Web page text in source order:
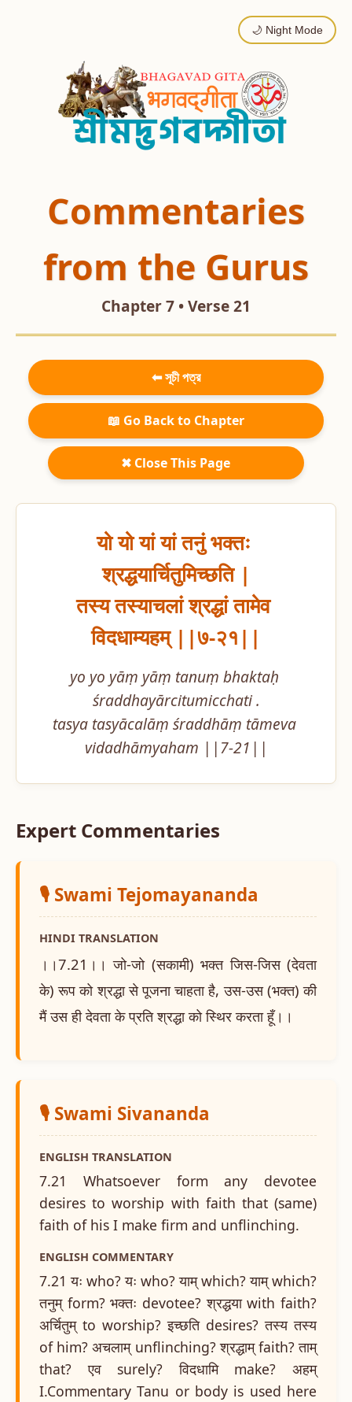
🌙 Night Mode
Commentaries
from the Gurus
Chapter 7 • Verse 21
⬅ সূচী পত্র
📖 Go Back to Chapter
✖ Close This Page
यो यो यां यां तनुं भक्तः
श्रद्धयार्चितुमिच्छति |
तस्य तस्याचलां श्रद्धां तामेव
विदधाम्यहम् ||७-२१||
yo yo yāṃ yāṃ tanuṃ bhaktaḥ
śraddhayārcitumicchati .
tasya tasyācalāṃ śraddhāṃ tāmeva
vidadhāmyaham ||7-21||
Expert Commentaries
🎙️ Swami Tejomayananda
HINDI TRANSLATION
।।7.21।। जो-जो (सकामी) भक्त जिस-जिस (देवता
के) रूप को श्रद्धा से पूजना चाहता है, उस-उस (भक्त) की
मैं उस ही देवता के प्रति श्रद्धा को स्थिर करता हूँ।।
🎙️ Swami Sivananda
ENGLISH TRANSLATION
7.21 Whatsoever form any devotee
desires to worship with faith that (same)
faith of his I make firm and unflinching.
ENGLISH COMMENTARY
7.21 यः who? यः who? याम् which? याम् which?
तनुम् form? भक्तः devotee? श्रद्धया with faith?
अर्चितुम् to worship? इच्छति desires? तस्य तस्य
of him? अचलाम् unflinching? श्रद्धाम् faith? ताम्
that? एव surely? विदधामि make? अहम्
I.Commentary Tanu or body is used here